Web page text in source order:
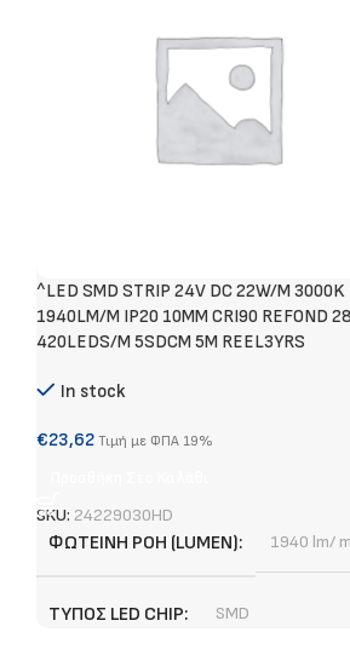
^LED SMD STRIP 24V DC 22W/M 3000K
1940LM/M IP20 10MM CRI90 REFOND
420LEDS/M 5SDCM 5M REEL3YRS
In stock
€23,62 Τιμή με ΦΠΑ 19%
SKU: 24229030HD
ΦΩΤΕΙΝΉ ΡΟΉ (LUMEN) 1940 lm/ m
ΤΎΠΟΣ LED CHIP SMD